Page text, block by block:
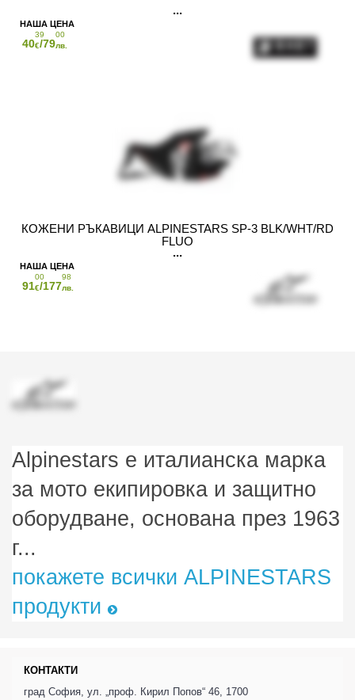
Alpinestars е италианска марка
за мото екипировка и защитно
оборудване, основана през 1963
г...
покажете всички ALPINESTARS
продукти
40
39
€/79
00
лв.
КОЖЕНИ РЪКАВИЦИ ALPINESTARS SP-3 BLK/WHT/RD
FLUO
91
00
€/177
98
лв.
КОНТАКТИ
град София, ул. „проф. Кирил Попов“ 46, 1700